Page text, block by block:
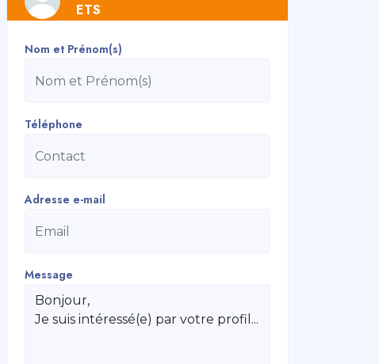
ETS
Nom et Prénom(s)
Téléphone
Adresse e-mail
Message